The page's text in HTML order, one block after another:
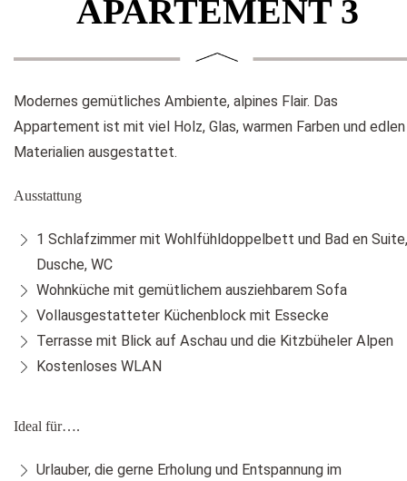
APARTEMENT 3
Modernes gemütliches Ambiente, alpines Flair. Das
Appartement ist mit viel Holz, Glas, warmen Farben und edlen
Materialien ausgestattet.
Ausstattung
1 Schlafzimmer mit Wohlfühldoppelbett und Bad en Suite,
Dusche, WC
Wohnküche mit gemütlichem ausziehbarem Sofa
Vollausgestatteter Küchenblock mit Essecke
Terrasse mit Blick auf Aschau und die Kitzbüheler Alpen
Kostenloses WLAN
Ideal für….
Urlauber, die gerne Erholung und Entspannung im